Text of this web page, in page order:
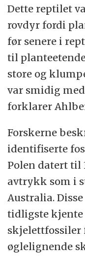
Dette reptilet
rovdyr fordi
før senere i
til
store og
var smidig
forklarer
Forskerne
identifiserte
Polen datert til
avtrykk som i
Australia.
tidligste kjente
skjelettfossiler
øglelignende